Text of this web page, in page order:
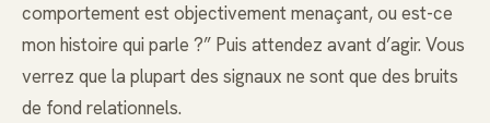
comportement est objectivement menaçant, ou est-ce
mon histoire qui parle ?” Puis attendez avant d’agir. Vous
verrez que la plupart des signaux ne sont que des bruits
de fond relationnels.